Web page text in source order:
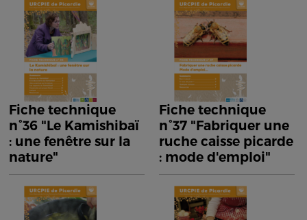
Fiche technique
n°36 "Le Kamishibaï
: une fenêtre sur la
nature"
Fiche technique
n°37 "Fabriquer une
ruche caisse picarde
: mode d'emploi"